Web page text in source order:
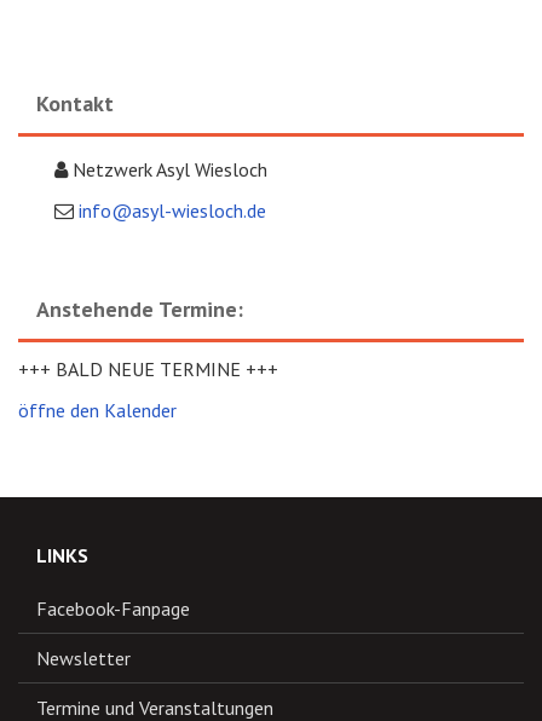
Kontakt
Netzwerk Asyl Wiesloch
info@asyl-wiesloch.de
Anstehende Termine:
+++ BALD NEUE TERMINE +++
öffne den Kalender
LINKS
Facebook-Fanpage
Newsletter
Termine und Veranstaltungen